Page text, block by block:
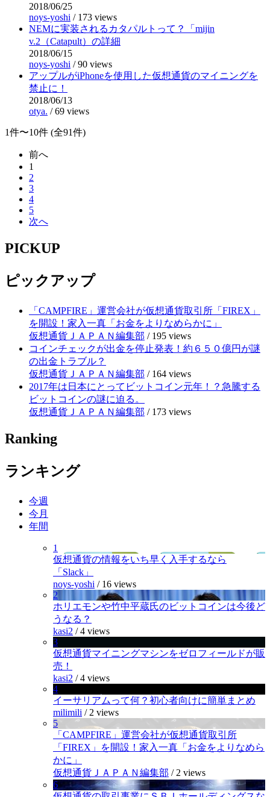
2018/06/25
noys-yoshi / 173 views
NEMに実装されるカタパルトって？「mijin
v.2（Catapult）の詳細
2018/06/15
noys-yoshi /90 views
アップルがiPhoneを使用した仮想通貨のマイニングを
禁止に！
2018/06/13
otya. /69 views
1件〜10件 (全91件)
前へ
1
2
3
4
5
次へ
PICKUP
ピックアップ
「CAMPFIRE」運営会社が仮想通貨取引所「FIREX」
を開設！家入一真「お金をよりなめらかに」
仮想通貨ＪＡＰＡＮ編集部 / 195 views
コインチェックが出金を停止発表！約６５０億円が謎
の出金トラブル？
仮想通貨ＪＡＰＡＮ編集部 / 164 views
2017年は日本にとってビットコイン元年！？急騰する
ビットコインの謎に迫る。
仮想通貨ＪＡＰＡＮ編集部 / 173 views
Ranking
ランキング
今週
今月
年間
1
仮想通貨の情報をいち早く入手するなら
「Slack」
noys-yoshi / 16 views
2
ホリエモンや竹中平蔵氏のビットコインは今後ど
うなる？
kasi2 /4 views
3
仮想通貨マイニングマシンをゼロフィールドが販
売！
kasi2 /4 views
4
イーサリアムって何？初心者向けに簡単まとめ
milimili / 2 views
5
「CAMPFIRE」運営会社が仮想通貨取引所
「FIREX」を開設！家入一真「お金をよりなめら
かに」
仮想通貨ＪＡＰＡＮ編集部 / 2 views
6